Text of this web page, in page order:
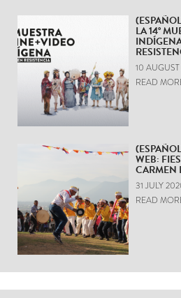
LA 14°
10
READ
WEB:
CARMEN
31 JULY
READ